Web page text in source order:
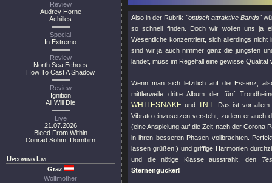
Review
Audrey Horne
Achilles
Special
In Extremo
Review
North Sea Echoes
How To Cast A Shadow
Review
Ignition
All Will Die
Live
21.07.2026
Bleed From Within
Conrad Sohm, Dornbirn
Upcoming Live
Graz
Wolfmother
Also in der Rubrik "optisch attraktive Bands"
so schnell finden. Doch wir wollen uns ja
Wesentliche konzentriert, sich allerdings
sind wir ja auch nimmer ganz die jüngsten
landet, muss im Regelfall eine gewisse Qualität
Wenn man sich letztlich auf die Essenz,
mittlerweile dritte Album der fünf
WHITESNAKE und TNT . Das ist vor
Vibrato einzusetzen versteht, zudem er auch
(eine Anspielung auf die Zeit nach der Corona
in ihren besseren Phasen vollbrachten.
lassen grüßen!) und griffige Harmonien
und die nötige Klasse ausstrahlt, den
Sternengucker!